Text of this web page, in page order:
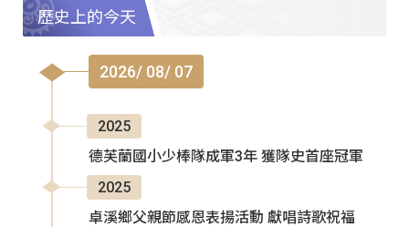
歷史上的今天
2026/ 08/ 07
2025
德芙蘭國小少棒隊成軍3年 獲隊史首座冠軍
2025
卓溪鄉父親節感恩表揚活動 獻唱詩歌祝福